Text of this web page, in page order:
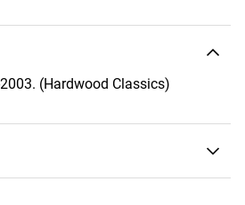
(Hardwood Classics)